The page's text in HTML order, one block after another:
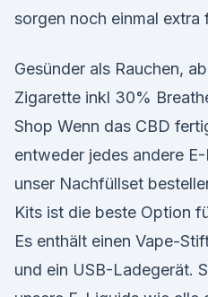
sorgen noch einmal extra
Gesünder als Rauchen,
Zigarette inkl 30%
Shop Wenn das CBD
entweder jedes andere
unser Nachfüllset
Kits ist die beste Option
Es enthält einen Vape-
und ein USB-Ladegerät.